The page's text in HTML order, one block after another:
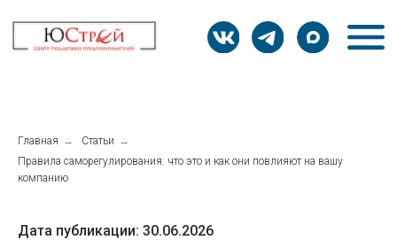
Главная → Статьи →
Правила саморегулирования: что это и как они повлияют на вашу
компанию
Дата публикации: 30.06.2026